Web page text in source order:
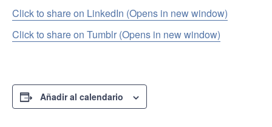
Click to share on LinkedIn (Opens in new window)
Click to share on Tumblr (Opens in new window)
Añadir al calendario